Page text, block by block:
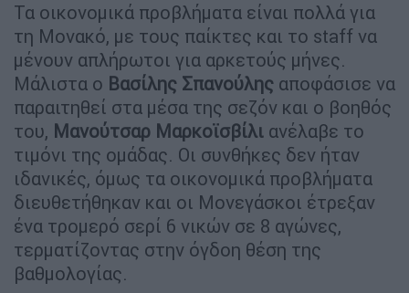
Τα οικονομικά προβλήματα είναι πολλά για
τη Μονακό, με τους παίκτες και το staff να
μένουν απλήρωτοι για αρκετούς μήνες.
Μάλιστα ο Βασίλης Σπανούλης αποφάσισε να
παραιτηθεί στα μέσα της σεζόν και ο βοηθός
του, Μανούτσαρ Μαρκοϊσβίλι ανέλαβε το
τιμόνι της ομάδας. Οι συνθήκες δεν ήταν
ιδανικές, όμως τα οικονομικά προβλήματα
διευθετήθηκαν και οι Μονεγάσκοι έτρεξαν
ένα τρομερό σερί 6 νικών σε 8 αγώνες,
τερματίζοντας στην όγδοη θέση της
βαθμολογίας.